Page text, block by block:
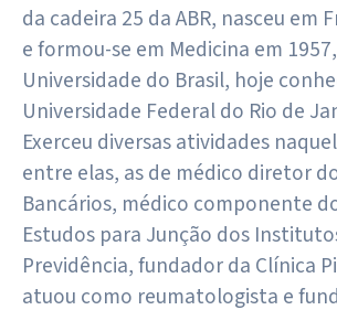
da cadeira 25 da ABR, nasceu em
e formou-se em Medicina em
Universidade do Brasil, hoje
Universidade Federal do Rio de
Exerceu diversas atividades
entre elas, as de médico diretor
Bancários, médico componente
Estudos para Junção dos
Previdência, fundador da Clínica
atuou como reumatologista e